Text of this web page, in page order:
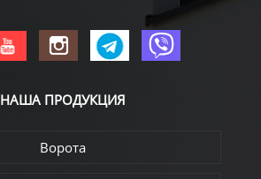
НАША ПРОДУКЦИЯ
Ворота